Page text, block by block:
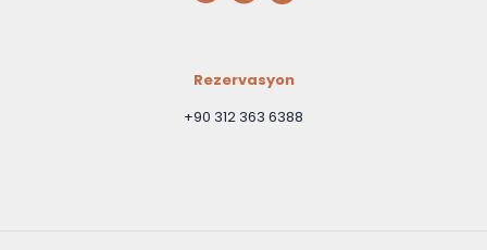
Rezervasyon
+90 312 363 6388